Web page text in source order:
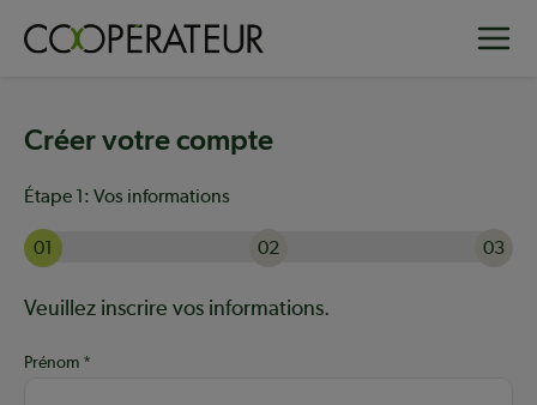
Créer votre compte
Étape 1: Vos informations
01 02
03
Aide :
Veuillez inscrire vos informations.
Prénom